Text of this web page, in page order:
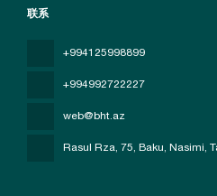
联系
+994125998899
+994992722227
web@bht.az
Rasul Rza, 75, Baku, Nasimi,